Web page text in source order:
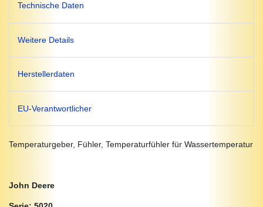
Technische Daten
Weitere Details
Herstellerdaten
EU-Verantwortlicher
Temperaturgeber, Fühler, Temperaturfühler für Wassertemperatur
John Deere